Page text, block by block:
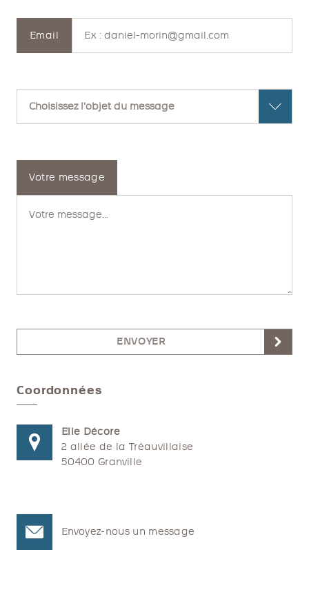
Email
Votre message
ENVOYER
Coordonnées
Elle Décore
2 allée de la Tréauvillaise
50400 Granville
Envoyez-nous un message